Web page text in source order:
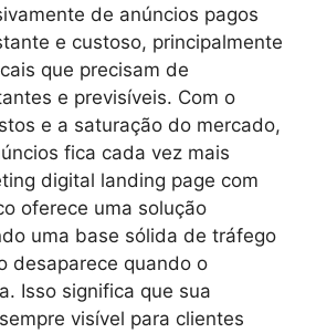
de anúncios pagos
e custoso, principalmente
que precisam de
e previsíveis. Com o
e a saturação do mercado,
fica cada vez mais
digital landing page com
oferece uma solução
uma base sólida de tráfego
desaparece quando o
Isso significa que sua
visível para clientes